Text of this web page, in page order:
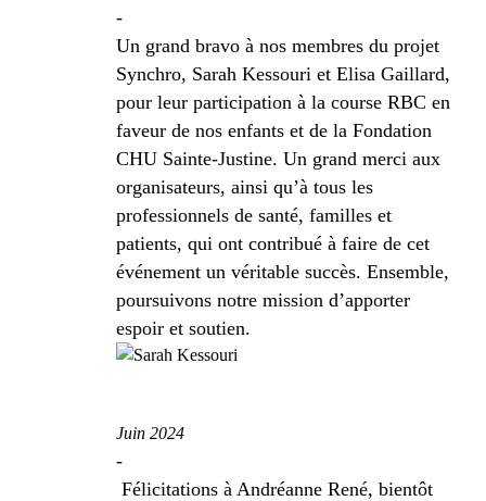
-
Un grand bravo à nos membres du projet
Synchro, Sarah Kessouri et Elisa Gaillard,
pour leur participation à la course RBC en
faveur de nos enfants et de la Fondation
CHU Sainte-Justine. Un grand merci aux
organisateurs, ainsi qu’à tous les
professionnels de santé, familles et
patients, qui ont contribué à faire de cet
événement un véritable succès. Ensemble,
poursuivons notre mission d’apporter
espoir et soutien.
Juin 2024
-
Félicitations à Andréanne René, bientôt